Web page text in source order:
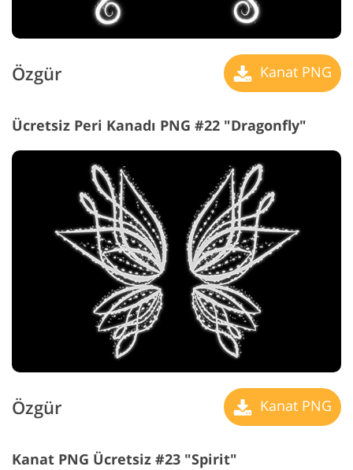
Özgür Kanat PNG
Ücretsiz Peri Kanadı PNG #22 "Dragonfly"
Özgür Kanat PNG
Kanat PNG Ücretsiz #23 "Spirit"